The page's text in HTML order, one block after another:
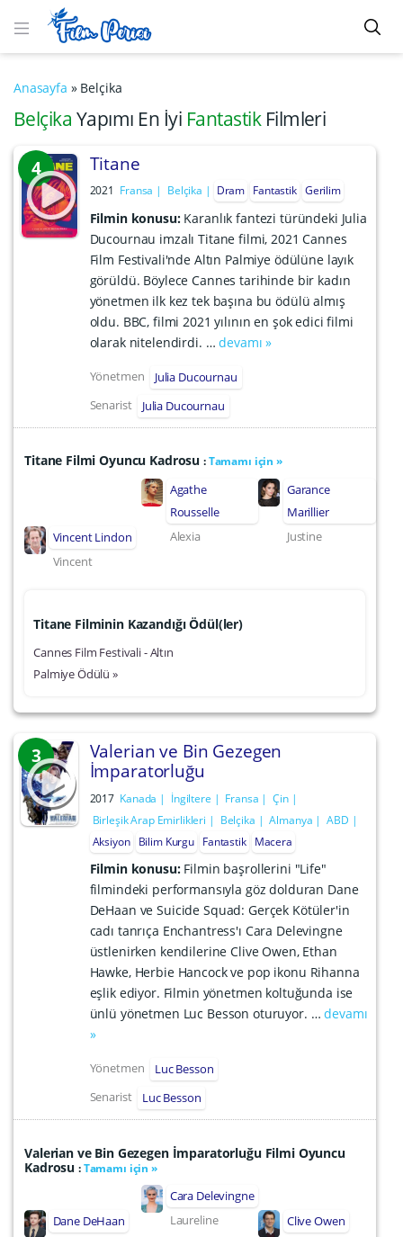
Anasayfa » Belçika
Belçika Yapımı En İyi Fantastik Filmleri
4 Titane
2021 Fransa Belçika Dram Fantastik Gerilim
Filmin konusu: Karanlık fantezi türündeki Julia
Ducournau imzalı Titane filmi, 2021 Cannes
Film Festivali'nde Altın Palmiye ödülüne layık
görüldü. Böylece Cannes tarihinde bir kadın
yönetmen ilk kez tek başına bu ödülü almış
oldu. BBC, filmi 2021 yılının en şok edici filmi
olarak nitelendirdi. …devamı »
Yönetmen
Julia Ducournau
Senarist
Julia Ducournau
Titane Filmi Oyuncu Kadrosu:Tamamı için »
Vincent Lindon
Vincent
Agathe
Rousselle
Alexia
Garance
Marillier
Justine
Titane Filminin Kazandığı Ödül(ler)
Cannes Film Festivali - Altın
Palmiye Ödülü »
3
Valerian ve Bin Gezegen
İmparatorluğu
2017 Kanada İngiltere Fransa
Çin
Birleşik Arap Emirlikleri
Belçika Almanya
ABD
Aksiyon
Bilim Kurgu Fantastik Macera
Filmin konusu: Filmin başrollerini "Life"
filmindeki performansıyla göz dolduran Dane
DeHaan ve Suicide Squad: Gerçek Kötüler'in
cadı tanrıça Enchantress'ı Cara Delevingne
üstlenirken kendilerine Clive Owen, Ethan
Hawke, Herbie Hancock ve pop ikonu Rihanna
eşlik ediyor. Filmin yönetmen koltuğunda ise
ünlü yönetmen Luc Besson oturuyor. …devamı
»
Yönetmen
Luc Besson
Senarist
Luc Besson
Valerian ve Bin Gezegen İmparatorluğu Filmi Oyuncu
Kadrosu :Tamamı için »
Dane DeHaan
Cara Delevingne
Laureline
Clive Owen